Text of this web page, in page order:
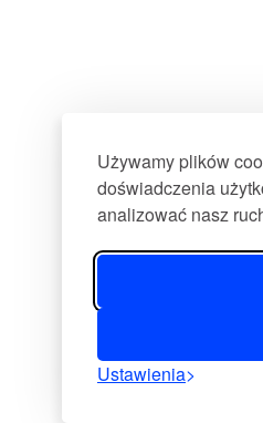
Używamy plików
doświadczenia
analizować nasz
Ustawienia